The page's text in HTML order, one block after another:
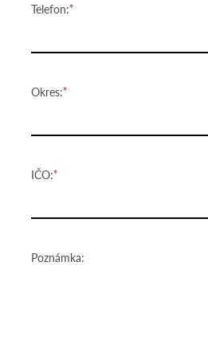
Telefon:
Okres:
IČO:
Poznámka: